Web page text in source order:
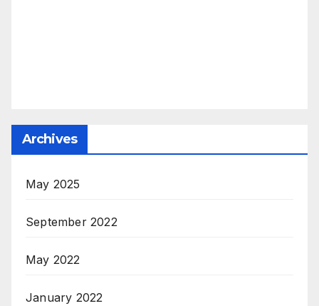
Archives
May 2025
September 2022
May 2022
January 2022